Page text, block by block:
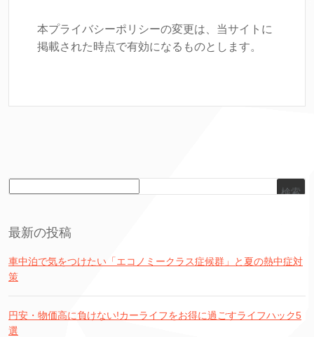
本プライバシーポリシーの変更は、当サイトに
掲載された時点で有効になるものとします。
検索
最新の投稿
車中泊で気をつけたい「エコノミークラス症候群」と夏の熱中症対
策
円安・物価高に負けない!カーライフをお得に過ごすライフハック5
選